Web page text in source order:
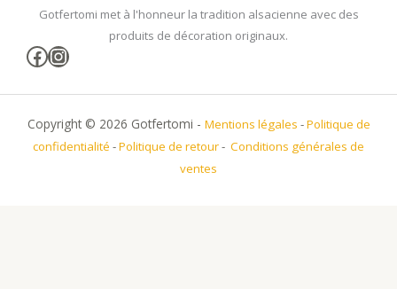
Gotfertomi met à l'honneur la tradition alsacienne avec des
produits de décoration originaux.
Facebook
Instagram
Copyright © 2026 Gotfertomi - Mentions légales -Politique de
confidentialité -Politique de retour- Conditions générales de
ventes